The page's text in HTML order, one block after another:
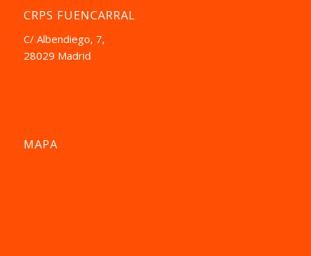
CRPS FUENCARRAL
C/ Albendiego, 7,
28029 Madrid
MAPA